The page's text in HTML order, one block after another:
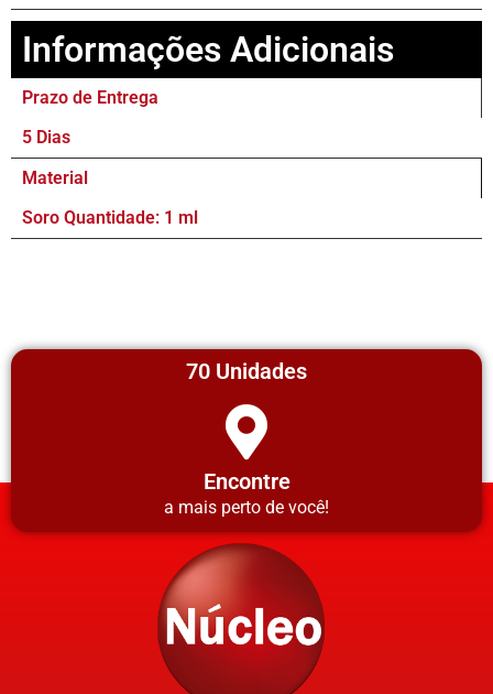
Informações Adicionais
Prazo de Entrega
5 Dias
Material
Soro Quantidade: 1 ml
70 Unidades
Encontre
a mais perto de você!